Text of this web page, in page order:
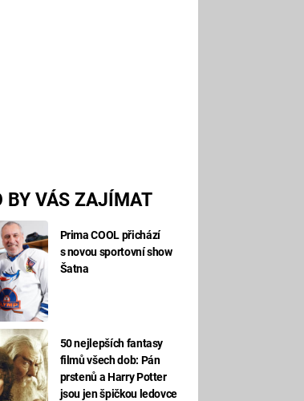
BY VÁS ZAJÍMAT
Prima COOL přichází
s novou sportovní show
Šatna
50 nejlepších fantasy
filmů všech dob: Pán
prstenů a Harry Potter
jsou jen špičkou ledovce